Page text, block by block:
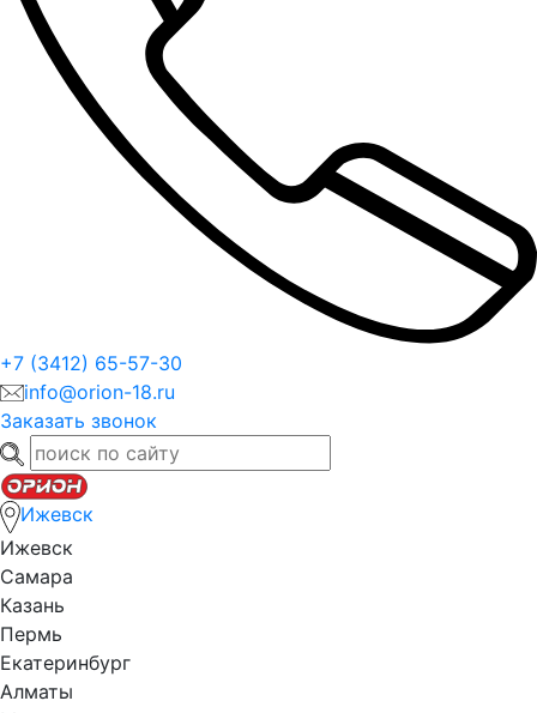
+7 (3412) 65-57-30
info@orion-18.ru
Заказать звонок
Ижевск
Ижевск
Самара
Казань
Пермь
Екатеринбург
Алматы